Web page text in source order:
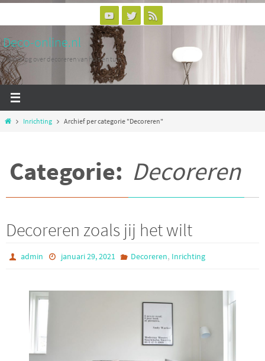
naar
de
inhoud
Deco-online.nl
Woonblog over decoreren van huis en tuin
HomeInrichting Archief per categorie "Decoreren"
Categorie: Decoreren
Decoreren zoals jij het wilt
admin januari 29, 2021 Decoreren, Inrichting